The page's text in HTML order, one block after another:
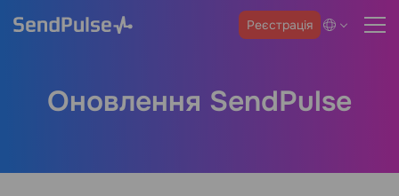
Реєстрація
Оновлення SendPulse